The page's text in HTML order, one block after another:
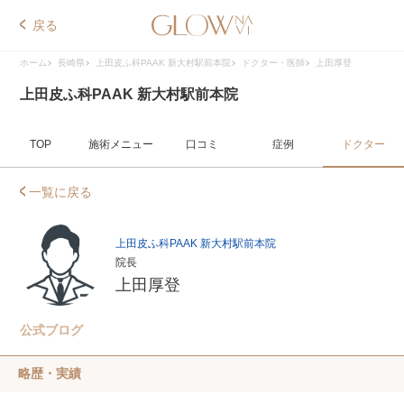
戻る
ホーム 長崎県 上田皮ふ科PAAK 新大村駅前本院 ドクター・医師 上田厚登
上田皮ふ科PAAK 新大村駅前本院
TOP 施術メニュー 口コミ 症例 ドクター
一覧に戻る
上田皮ふ科PAAK 新大村駅前本院
院長
上田厚登
公式ブログ
略歴・実績